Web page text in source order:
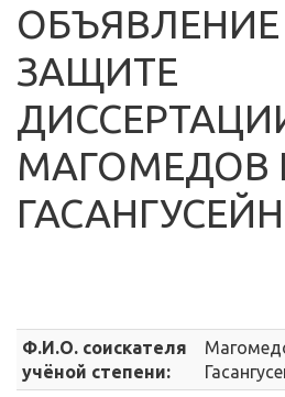
ЗАЩИТЕ
Ф.И.О. соискателя
учёной степени: